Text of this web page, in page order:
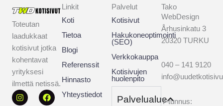
Toteutan
laadukkaat
kotisivut jotka
kohentavat
yrityksesi
ilmettä netissä.
I
n
F
a
Linkit
Koti
Tietoa
Blogi
Referenssit
Hinnasto
Yhteystiedot
Palvelut
Kotisivut
Hakukoneoptimointi
(SEO)
Verkkokauppa
Kotisivujen
huolenpito
Palvelualue
Tako
WebDesign
Århusinkatu 3
20320 TURKU
040 – 141 9120
Y-tunnus: